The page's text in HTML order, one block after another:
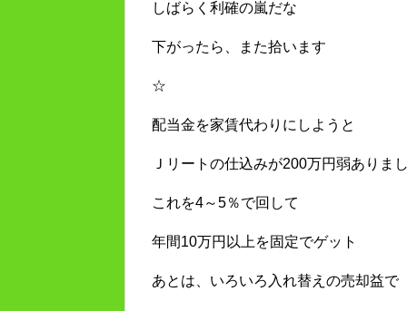
しばらく利確の嵐だな
下がったら、また拾います
☆
配当金を家賃代わりにしようと
Ｊリートの仕込みが200万円弱ありま
これを4～5％で回して
年間10万円以上を固定でゲット
あとは、いろいろ入れ替えの売却益で